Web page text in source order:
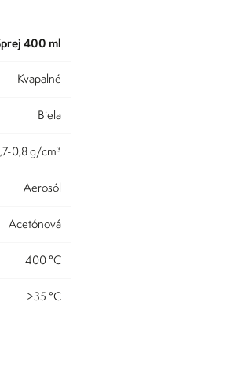
sprej 400 ml
kvapalné
biela
0,7-0,8 g/cm³
aerosól
acetónová
400 °C
>35 °C